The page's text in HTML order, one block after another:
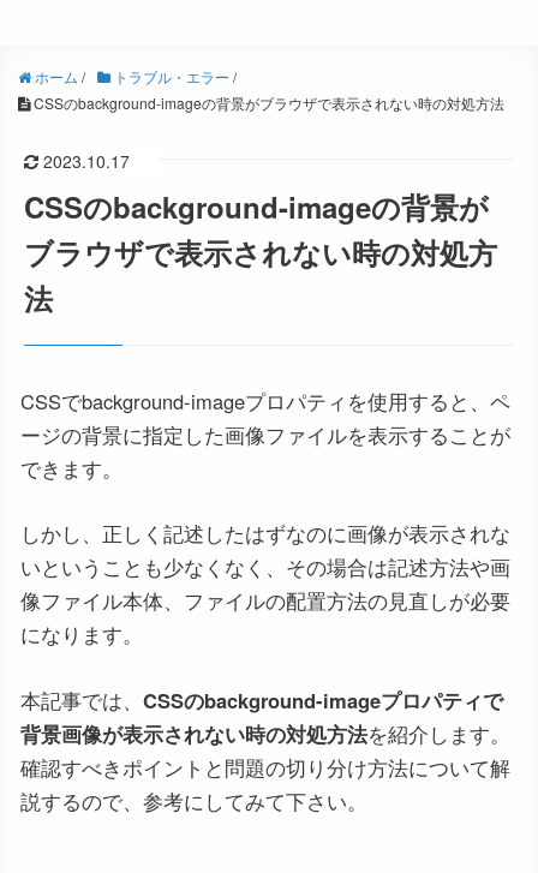
ホーム / トラブル・エラー /
CSSのbackground-imageの背景がブラウザで表示されない時の対処方法
2023.10.17
CSSのbackground-imageの背景が
ブラウザで表示されない時の対処方
法
CSSでbackground-imageプロパティを使用すると、ペ
ージの背景に指定した画像ファイルを表示することが
できます。
しかし、正しく記述したはずなのに画像が表示されな
いということも少なくなく、その場合は記述方法や画
像ファイル本体、ファイルの配置方法の見直しが必要
になります。
本記事では、 CSSのbackground-imageプロパティで
背景画像が表示されない時の対処方法を紹介します。
確認すべきポイントと問題の切り分け方法について解
説するので、参考にしてみて下さい。